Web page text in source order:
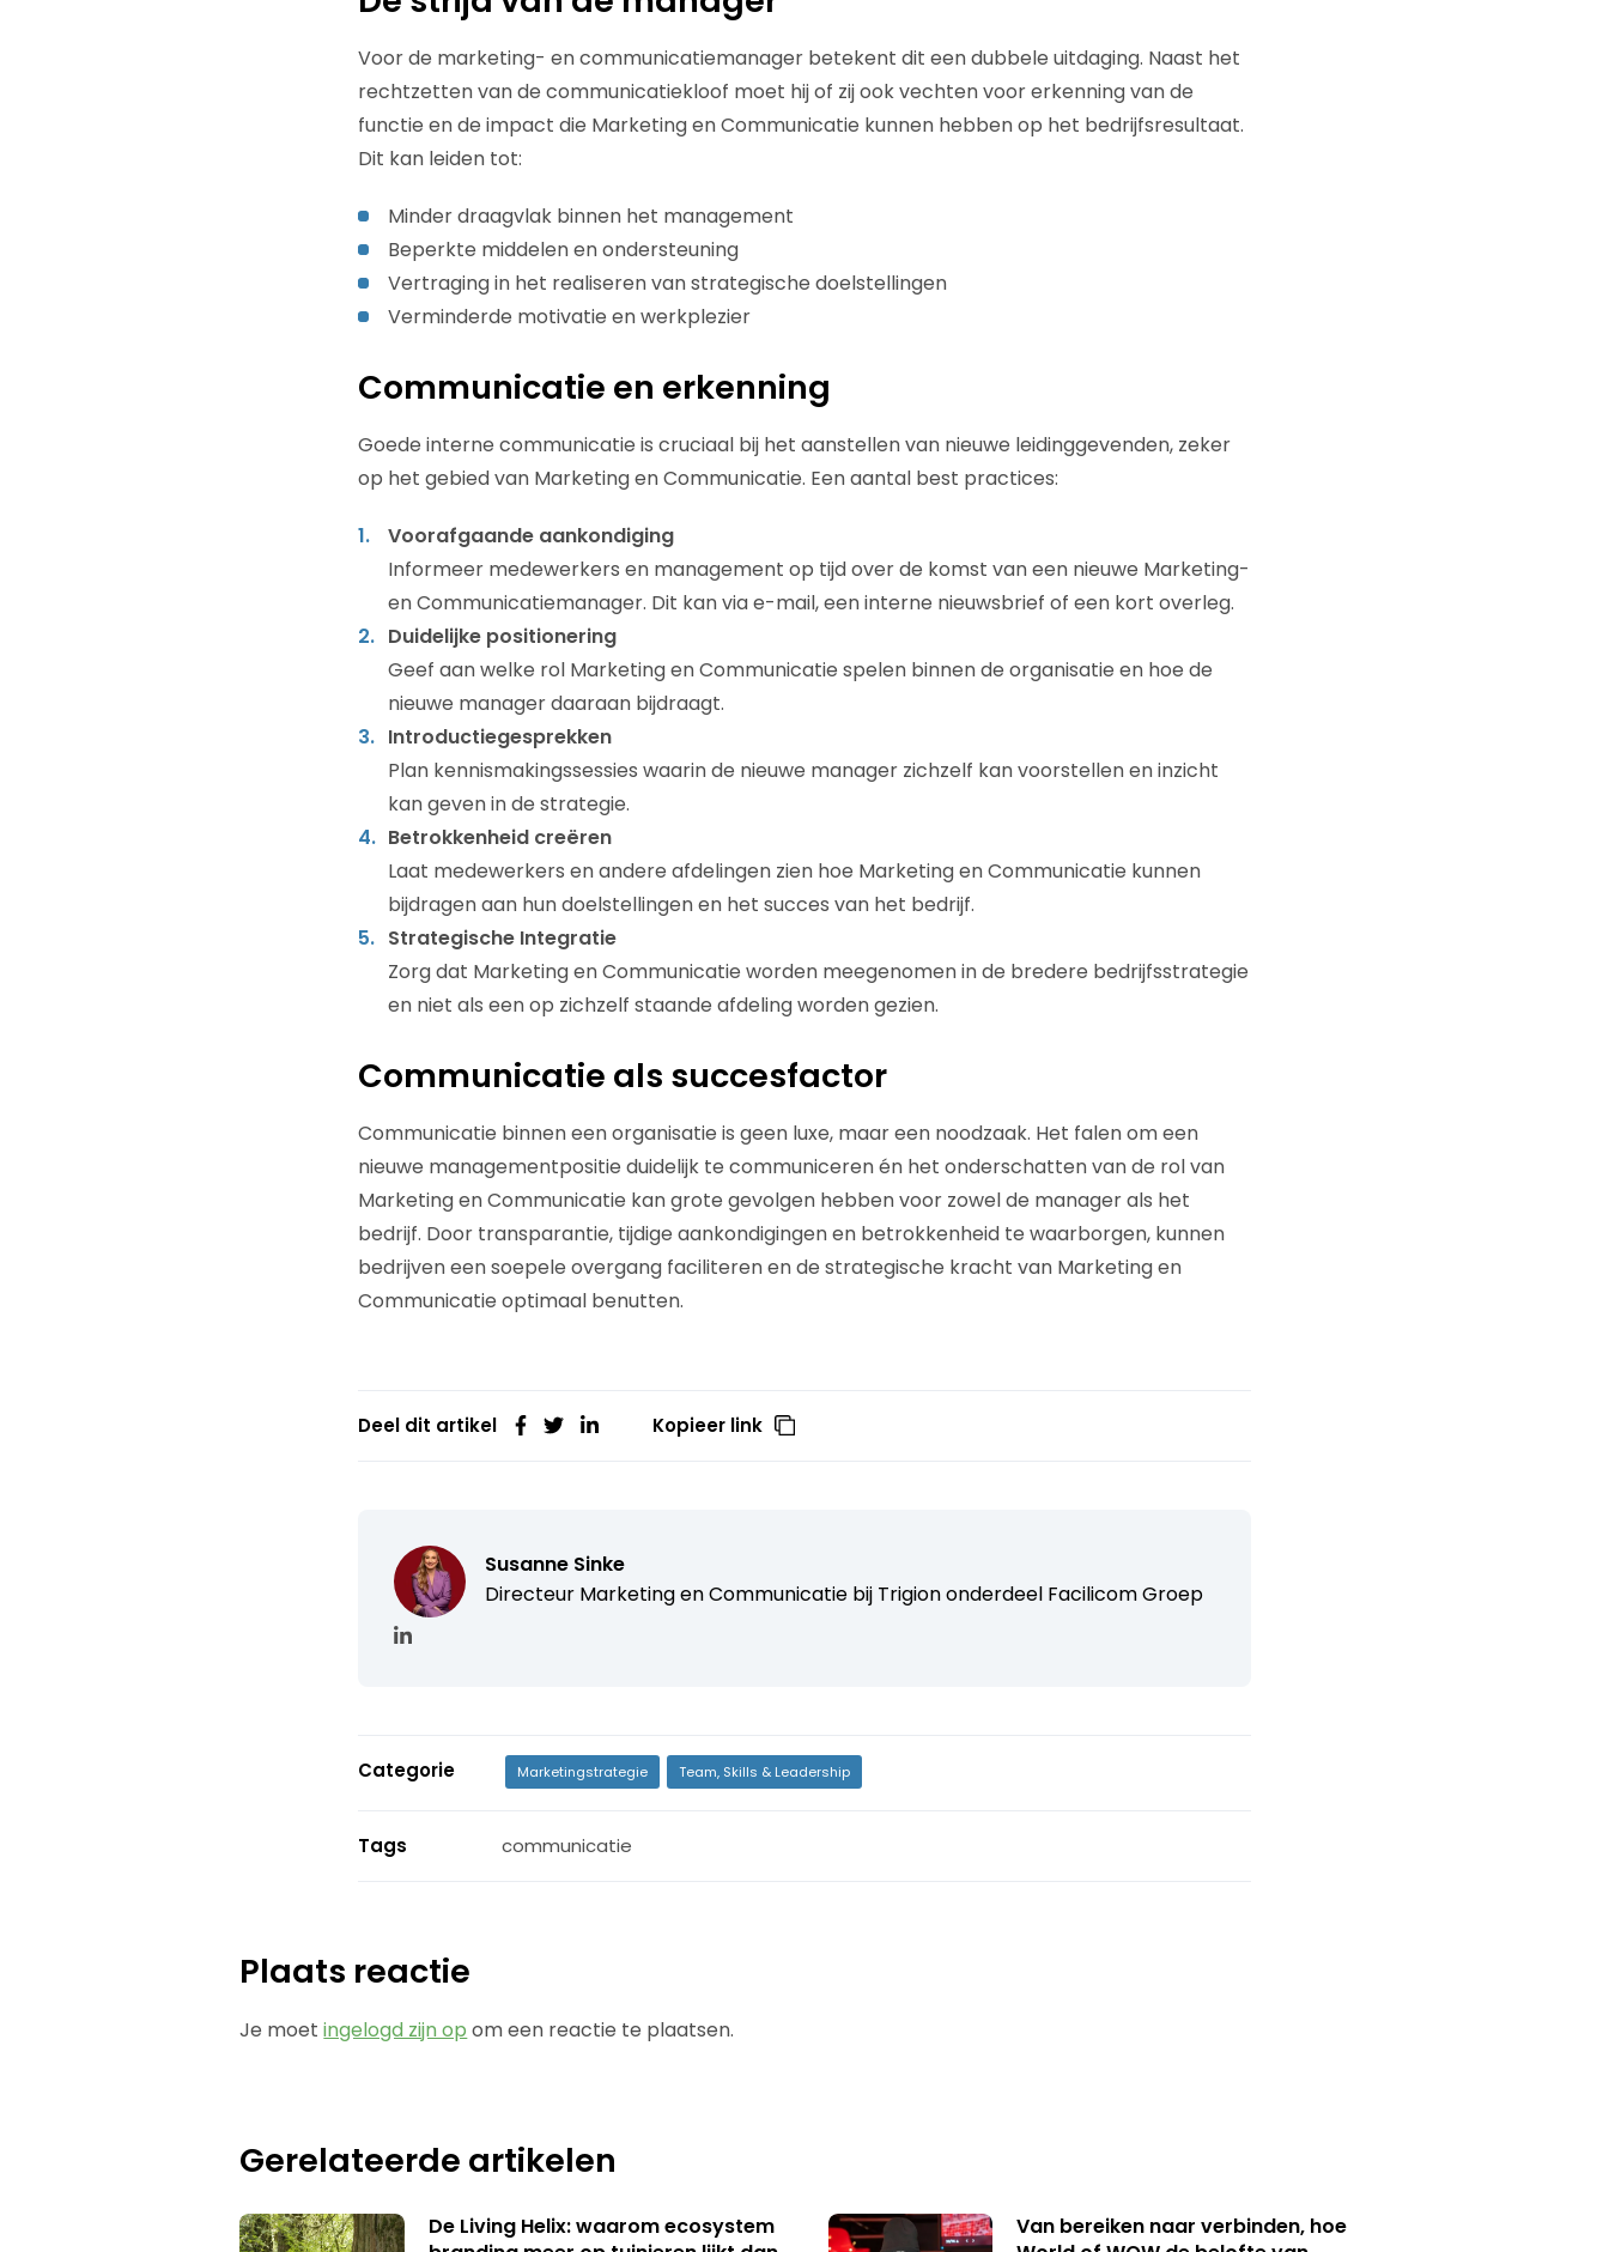
Voor de marketing- en communicatiemanager betekent dit een dubbele uitdaging. Naast het
rechtzetten van de communicatiekloof moet hij of zij ook vechten voor erkenning van de
functie en de impact die Marketing en Communicatie kunnen hebben op het bedrijfsresultaat.
Dit kan leiden tot:
Minder draagvlak binnen het management
Beperkte middelen en ondersteuning
Vertraging in het realiseren van strategische doelstellingen
Verminderde motivatie en werkplezier
Communicatie en erkenning
Goede interne communicatie is cruciaal bij het aanstellen van nieuwe leidinggevenden, zeker
op het gebied van Marketing en Communicatie. Een aantal best practices:
Voorafgaande aankondiging
Informeer medewerkers en management op tijd over de komst van een nieuwe Marketing-
en Communicatiemanager. Dit kan via e-mail, een interne nieuwsbrief of een kort overleg.
Duidelijke positionering
Geef aan welke rol Marketing en Communicatie spelen binnen de organisatie en hoe de
nieuwe manager daaraan bijdraagt.
Introductiegesprekken
Plan kennismakingssessies waarin de nieuwe manager zichzelf kan voorstellen en inzicht
kan geven in de strategie.
Betrokkenheid creëren
Laat medewerkers en andere afdelingen zien hoe Marketing en Communicatie kunnen
bijdragen aan hun doelstellingen en het succes van het bedrijf.
Strategische Integratie
Zorg dat Marketing en Communicatie worden meegenomen in de bredere bedrijfsstrategie
en niet als een op zichzelf staande afdeling worden gezien.
Communicatie als succesfactor
Communicatie binnen een organisatie is geen luxe, maar een noodzaak. Het falen om een
nieuwe managementpositie duidelijk te communiceren én het onderschatten van de rol van
Marketing en Communicatie kan grote gevolgen hebben voor zowel de manager als het
bedrijf. Door transparantie, tijdige aankondigingen en betrokkenheid te waarborgen, kunnen
bedrijven een soepele overgang faciliteren en de strategische kracht van Marketing en
Communicatie optimaal benutten.
Deel dit artikel Kopieer link
Susanne Sinke
Directeur Marketing en Communicatie bij Trigion onderdeel Facilicom Groep
Categorie Marketingstrategie Team, Skills & Leadership
Tags communicatie
Plaats reactie
Je moetingelogd zijn op om een reactie te plaatsen.
Gerelateerde artikelen
De Living Helix: waarom ecosystem
Van bereiken naar verbinden, hoe